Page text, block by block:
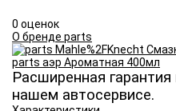
0 оценок
О бренде parts
Расширенная
нашем автосервисе.